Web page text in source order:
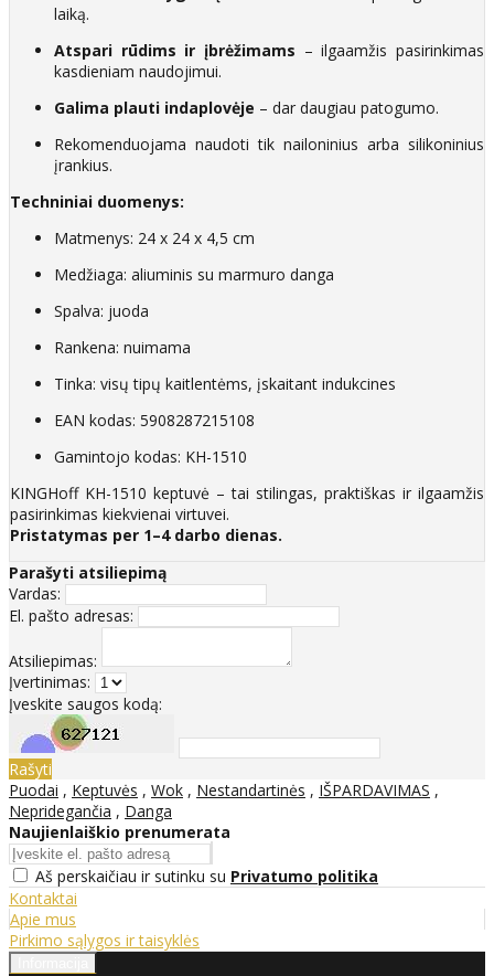
laiką.
Atspari rūdims ir įbrėžimams – ilgaamžis pasirinkimas
kasdieniam naudojimui.
Galima plauti indaplovėje – dar daugiau patogumo.
Rekomenduojama naudoti tik nailoninius arba silikoninius
įrankius.
Techniniai duomenys:
Matmenys: 24 x 24 x 4,5 cm
Medžiaga: aliuminis su marmuro danga
Spalva: juoda
Rankena: nuimama
Tinka: visų tipų kaitlentėms, įskaitant indukcines
EAN kodas: 5908287215108
Gamintojo kodas: KH-1510
KINGHoff KH-1510 keptuvė – tai stilingas, praktiškas ir ilgaamžis
pasirinkimas kiekvienai virtuvei.
Pristatymas per 1–4 darbo dienas.
Parašyti atsiliepimą
Vardas:
El. pašto adresas:
Atsiliepimas:
Įvertinimas:
Įveskite saugos kodą:
Rašyti
Puodai , Keptuvės , Wok , Nestandartinės , IŠPARDAVIMAS ,
Nepridegančia , Danga
Naujienlaiškio prenumerata
Aš perskaičiau ir sutinku su Privatumo politika
Kontaktai
Apie mus
Pirkimo sąlygos ir taisyklės